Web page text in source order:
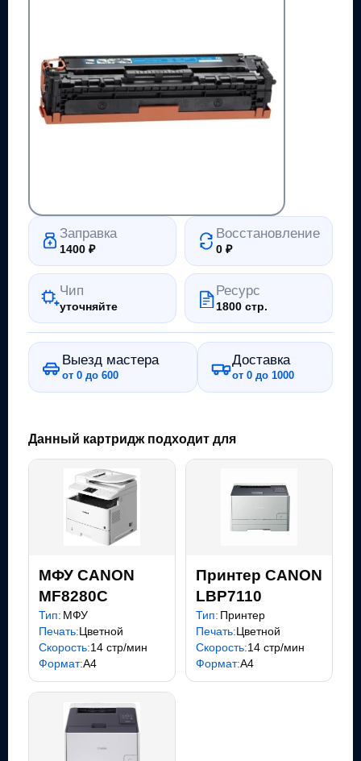
Заправка
1400₽
Восстановление
0₽
Чип
уточняйте
Ресурс
1800 стр.
Выезд мастера
от 0 до 600
Доставка
от 0 до 1000
Данный картридж подходит для
МФУ CANON
MF8280C
Тип: МФУ
Печать:Цветной
Скорость:14 стр/мин
Формат:A4
Принтер CANON
LBP7110
Тип: Принтер
Печать:Цветной
Скорость:14 стр/мин
Формат:A4